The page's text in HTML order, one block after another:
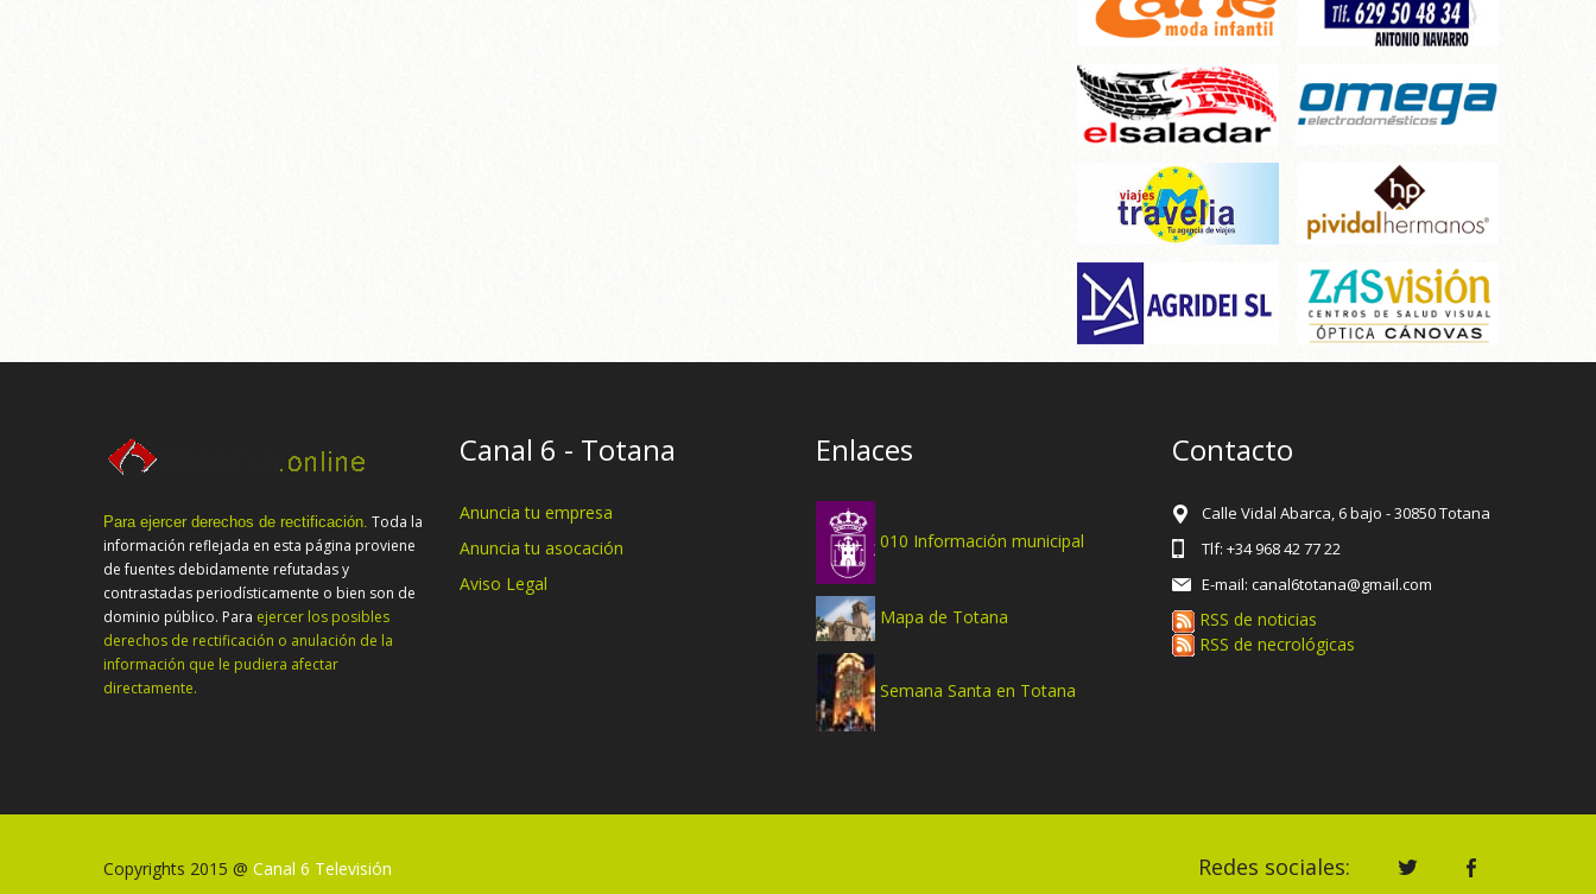
Para ejercer derechos de rectificación. Toda la
información reflejada en esta página proviene
de fuentes debidamente refutadas y
contrastadas periodísticamente o bien son de
dominio público. Para ejercer los posibles
derechos de rectificación o anulación de la
información que le pudiera afectar
directamente.
Canal 6 - Totana
Anuncia tu empresa
Anuncia tu asocación
Aviso Legal
Enlaces
010 Información municipal
Mapa de Totana
Semana Santa en Totana
Contacto
Calle Vidal Abarca, 6 bajo - 30850 Totana
Tlf: +34 968 42 77 22
E-mail: canal6totana@gmail.com
RSS de noticias
RSS de necrológicas
Copyrights 2015 @ Canal 6 Televisión Redes sociales: